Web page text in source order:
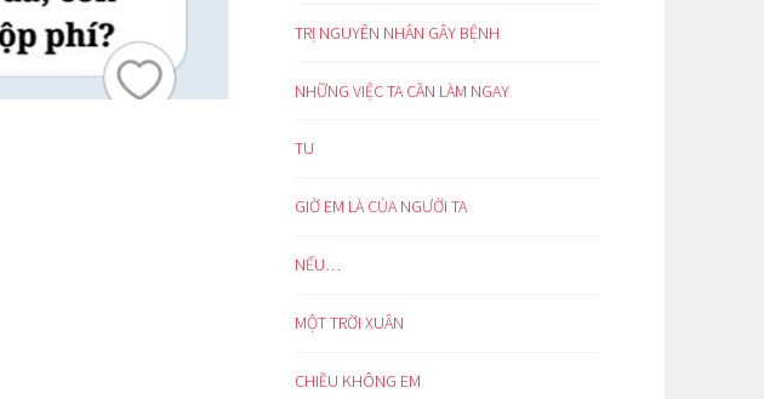
TRỊ NGUYÊN NHÂN GÂY BỆNH
NHỮNG VIỆC TA CẦN LÀM NGAY
TU
GIỜ EM LÀ CỦA NGƯỜI TA
NẾU…
MỘT TRỜI XUÂN
CHIỀU KHÔNG EM